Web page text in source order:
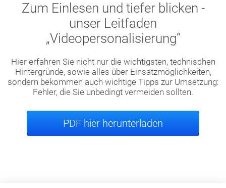
Zum Einlesen und tiefer blicken -
unser Leitfaden
„Videopersonalisierung“
Hier erfahren Sie nicht nur die wichtigsten, technischen
Hintergründe, sowie alles über Einsatzmöglichkeiten,
sondern bekommen auch wichtige Tipps zur Umsetzung:
Fehler, die Sie unbedingt vermeiden sollten.
PDF hier herunterladen